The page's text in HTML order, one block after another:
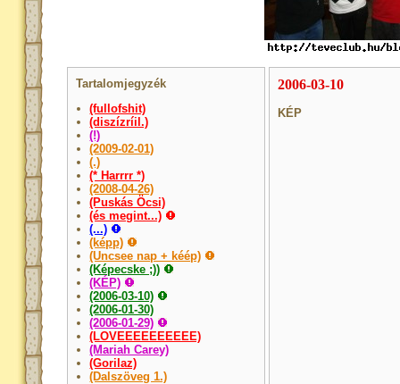
Tartalomjegyzék
(fullofshit)
(diszízríil.)
(!)
(2009-02-01)
(.)
(* Harrrr *)
(2008-04-26)
(Puskás Öcsi)
(és megint...)
(...)
(képp)
(Uncsee nap + kéép)
(Képecske ;))
(KÉP)
(2006-03-10)
(2006-01-30)
(2006-01-29)
(LOVEEEEEEEEEE)
(Mariah Carey)
(Gorilaz)
(Dalszöveg 1.)
2006-03-10
KÉP